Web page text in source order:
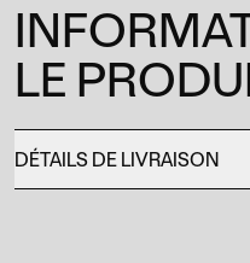
SEAT M BACKREST
LE
DÉTAILS DE LIVRAISON